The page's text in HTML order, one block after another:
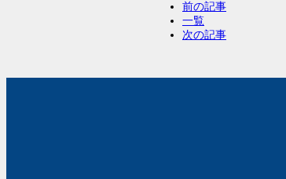
前の記事
一覧
次の記事